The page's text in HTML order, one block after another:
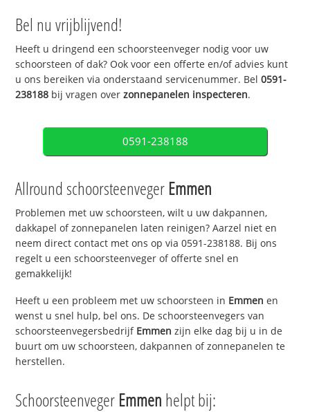
Bel nu vrijblijvend!
Heeft u dringend een schoorsteenveger nodig voor uw
schoorsteen of dak? Ook voor een offerte en/of advies kunt
u ons bereiken via onderstaand servicenummer. Bel0591-
238188 bij vragen overzonnepanelen inspecteren.
0591-238188
Allround schoorsteenveger Emmen
Problemen met uw schoorsteen, wilt u uw dakpannen,
dakkapel of zonnepanelen laten reinigen? Aarzel niet en
neem direct contact met ons op via 0591-238188. Bij ons
regelt u een schoorsteenveger of offerte snel en
gemakkelijk!
Heeft u een probleem met uw schoorsteen in Emmen en
wenst u snel hulp, bel ons. De schoorsteenvegers van
schoorsteenvegersbedrijf Emmen zijn elke dag bij u in de
buurt om uw schoorsteen, dakpannen of zonnepanelen te
herstellen.
Schoorsteenveger Emmen helpt bij: